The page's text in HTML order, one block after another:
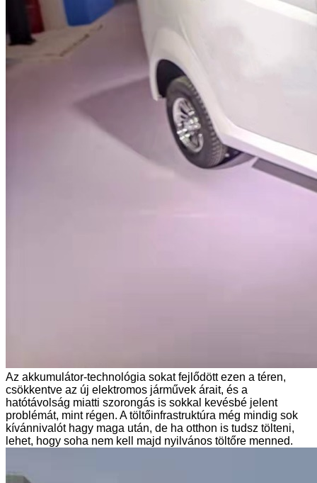
Az akkumulátor-technológia sokat fejlődött ezen a téren,
csökkentve az új elektromos járművek árait, és a
hatótávolság miatti szorongás is sokkal kevésbé jelent
problémát, mint régen. A töltőinfrastruktúra még mindig sok
kívánnivalót hagy maga után, de ha otthon is tudsz tölteni,
lehet, hogy soha nem kell majd nyilvános töltőre menned.